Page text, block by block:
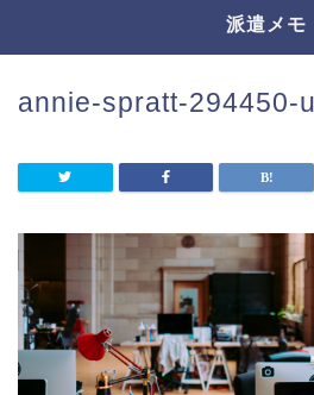
派遣メモ
annie-spratt-294450-